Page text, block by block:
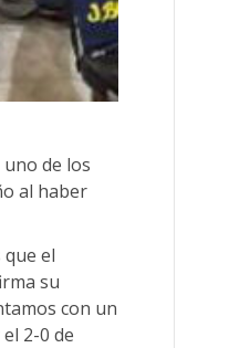
uno de los
al haber
el
su
con un
2-0 de